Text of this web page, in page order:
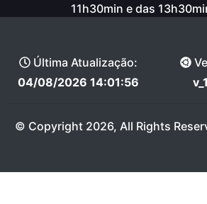
11h30min e das
Última Atualização:
04/08/2026 14:01:56
© Copyright 2026, All Rights